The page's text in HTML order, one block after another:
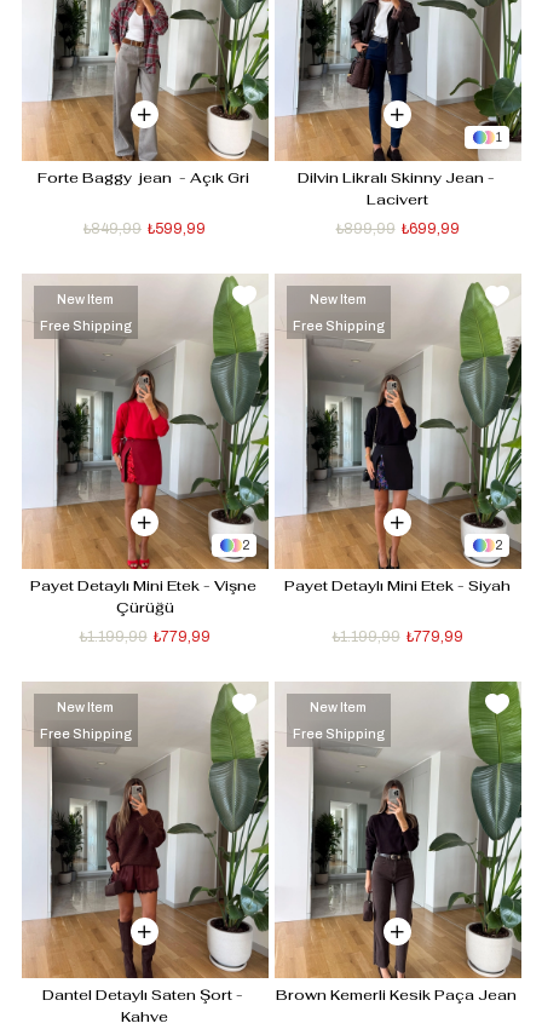
Forte Baggy  jean  - Açık Gri
₺599,99
₺849,99
1
Dilvin Likralı Skinny Jean -
Lacivert
₺699,99
₺899,99
2
Payet Detaylı Mini Etek - Vişne
Çürüğü
₺779,99
₺1.199,99
New Item
Free Shipping
2
Payet Detaylı Mini Etek - Siyah
₺779,99
₺1.199,99
New Item
Free Shipping
Dantel Detaylı Saten Şort -
Kahve
New Item
Free Shipping
Brown Kemerli Kesik Paça Jean
New Item
Free Shipping